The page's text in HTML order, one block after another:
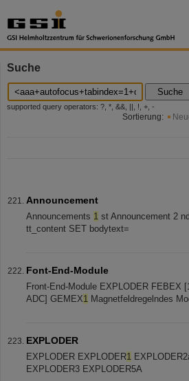
Suche
Suche
supported query operators: ?, *, &&, ||, !, +, -
Sortierung:
Announcement
Announcements 1 st Announcement 2
tt_content SET bodytext=
Font-End-Module
Front-End-Module EXPLODER FEBEX
ADC] GEMEX1 Magnetfeldregelndes
EXPLODER
EXPLODER EXPLODER1
EXPLODER3 EXPLODER5A